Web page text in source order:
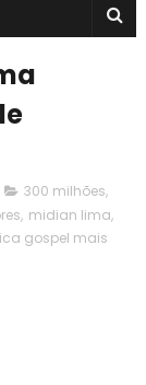
300 milhões,
, midian lima,
gospel mais